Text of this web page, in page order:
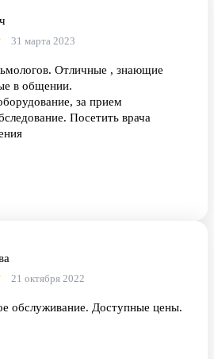
31 марта 2023
Отличные , знающие
в общении.
за прием
Посетить врача
21 октября 2022
обслуживание. Доступные цены.